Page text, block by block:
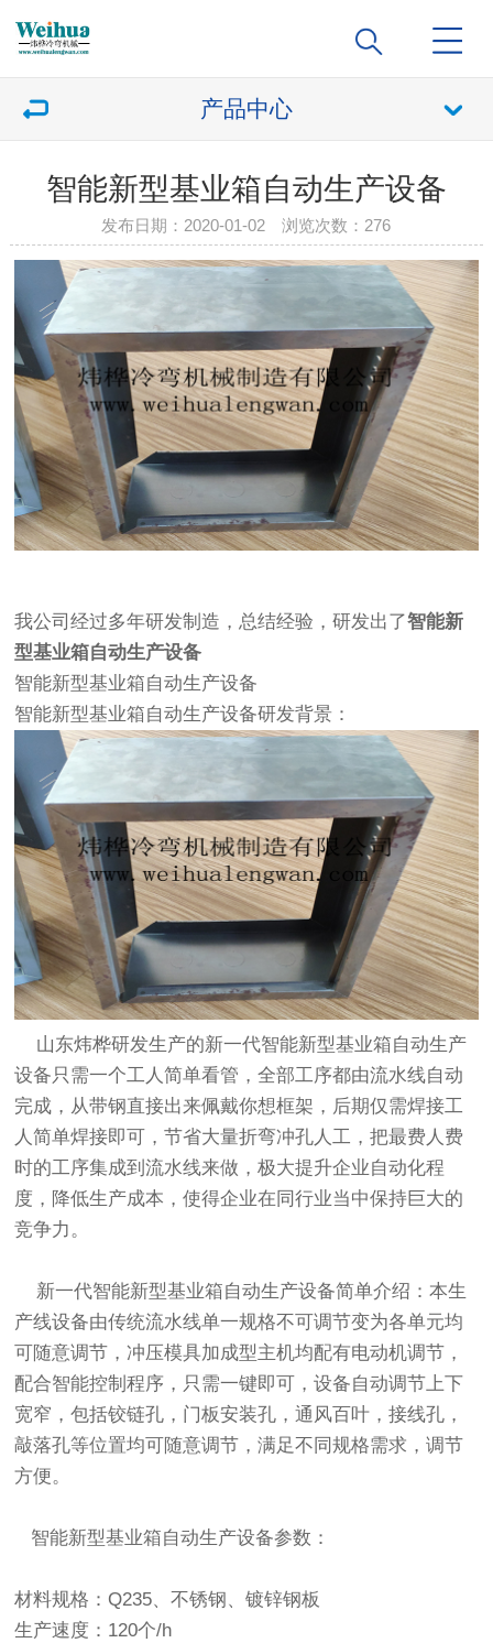
产品中心
智能新型基业箱自动生产设备
发布日期：2020-01-02 浏览次数： 276
我公司经过多年研发制造，总结经验，研发出了智能新
型基业箱自动生产设备
智能新型基业箱自动生产设备
智能新型基业箱自动生产设备研发背景：
山东炜桦研发生产的新一代智能新型基业箱自动生产
设备只需一个工人简单看管，全部工序都由流水线自动
完成，从带钢直接出来佩戴你想框架，后期仅需焊接工
人简单焊接即可，节省大量折弯冲孔人工，把最费人费
时的工序集成到流水线来做，极大提升企业自动化程
度，降低生产成本，使得企业在同行业当中保持巨大的
竞争力。
新一代智能新型基业箱自动生产设备简单介绍：本生
产线设备由传统流水线单一规格不可调节变为各单元均
可随意调节，冲压模具加成型主机均配有电动机调节，
配合智能控制程序，只需一键即可，设备自动调节上下
宽窄，包括铰链孔，门板安装孔，通风百叶，接线孔，
敲落孔等位置均可随意调节，满足不同规格需求，调节
方便。
智能新型基业箱自动生产设备参数：
材料规格：Q235、不锈钢、镀锌钢板
生产速度：120个/h